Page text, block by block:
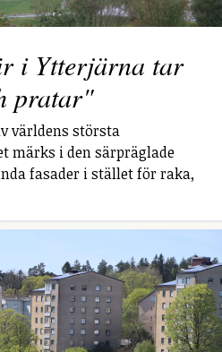
i Ytterjärna tar
pratar"
världens största
märks i den särpräglade
fasader i stället för raka,